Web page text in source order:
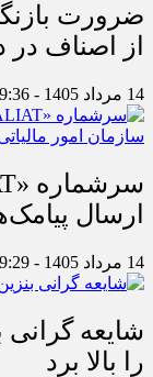
ضرورت
از اصناف در
14 مرداد 1405 - 9:36
ارسال
14 مرداد 1405 - 9:29
شایعه
را بالا برد